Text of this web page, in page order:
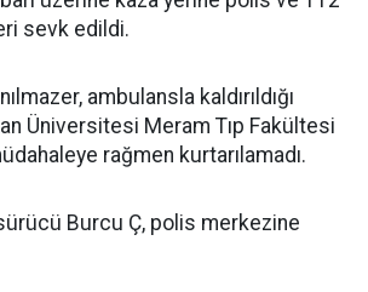
sevk edildi.
ambulansla kaldırıldığı
Üniversitesi Meram Tıp Fakültesi
rağmen kurtarılamadı.
sürücü Burcu Ç, polis merkezine